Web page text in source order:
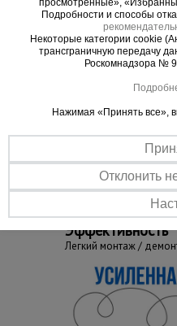
Изготовлен из
76. Накатная резьба
Важные
Прочность
Сталь повышенной
Эффективность
Легкий монтаж /
Подробности и способы
Некоторые категории cookie
трансграничную передачу
Роскомнадзора №
Нажимая «Принять все»,
Отклонить